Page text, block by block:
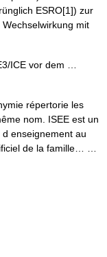
ESRO[1]) zur
mit
ICE vor dem …
répertorie les
nom. ISEE est un
enseignement au
de la famille… …